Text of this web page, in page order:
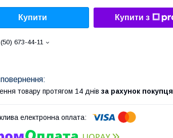
Купити Купити з
673-44-11
товару протягом 14 днів за рахунок покупця